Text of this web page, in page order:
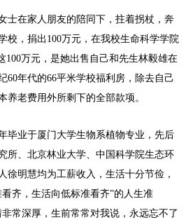
士在家人朋友的陪同下，拄着拐杖，奔
校，捐出100万元，在我校生命科学学院
100万元，是她出售自己和先生林毅雄在
60年代的66平米学校福利房，除去自己
养老费用外所剩下的全部款项。
毕业于厦门大学生物系植物专业，先后
所、北京林业大学、中国科学院生态环
徐明慧均为工薪收入，生活十分节俭，
齐，生活向低标准看齐”的人生准
常深厚，生前常常对我说，永远忘不了